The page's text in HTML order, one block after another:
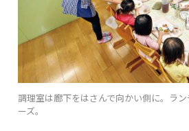
調理室は廊下をはさんで向かい側に。ラ
ーズ。